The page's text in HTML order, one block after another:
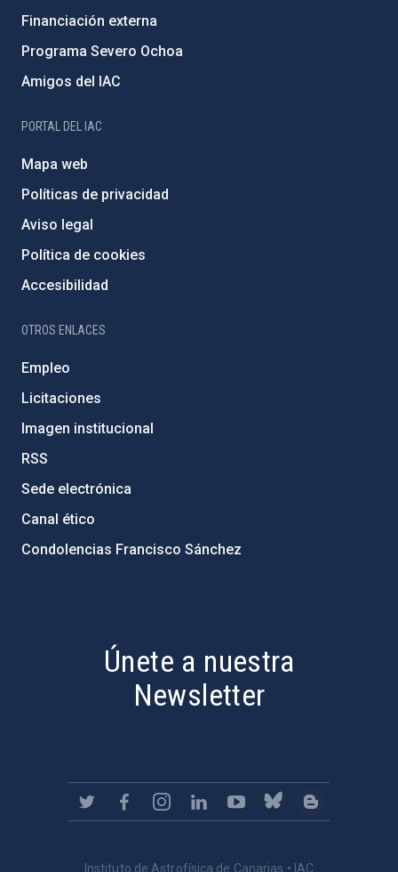
Financiación externa
Programa Severo Ochoa
Amigos del IAC
PORTAL DEL IAC
Mapa web
Políticas de privacidad
Aviso legal
Política de cookies
Accesibilidad
OTROS ENLACES
Empleo
Licitaciones
Imagen institucional
RSS
Sede electrónica
Canal ético
Condolencias Francisco Sánchez
Únete a nuestra
Newsletter
Instituto de Astrofísica de Canarias • IAC